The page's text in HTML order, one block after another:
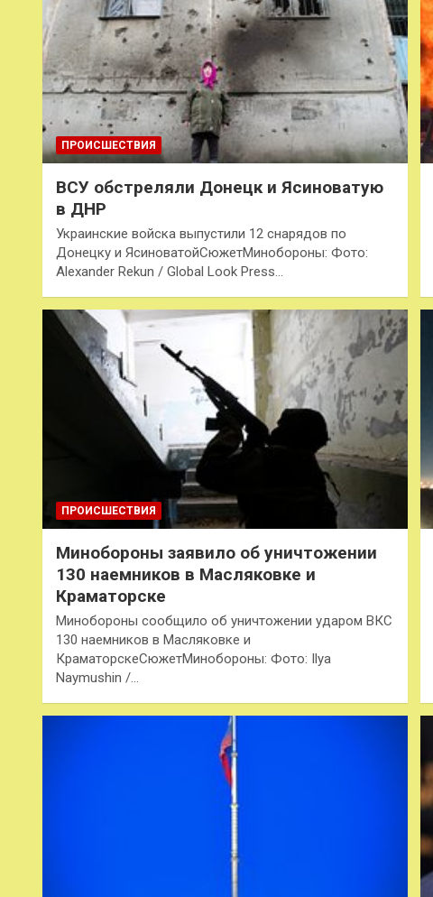
ПРОИСШЕСТВИЯ
ВСУ обстреляли Донецк и Ясиноватую
в ДНР
Украинские войска выпустили 12 снарядов по
Донецку и ЯсиноватойСюжетМинобороны: Фото:
Alexander Rekun / Global Look Press…
ПРОИСШЕСТВИЯ
Минобороны заявило об уничтожении
130 наемников в Масляковке и
Краматорске
Минобороны сообщило об уничтожении ударом ВКС
130 наемников в Масляковке и
КраматорскеСюжетМинобороны: Фото: Ilya
Naymushin /…